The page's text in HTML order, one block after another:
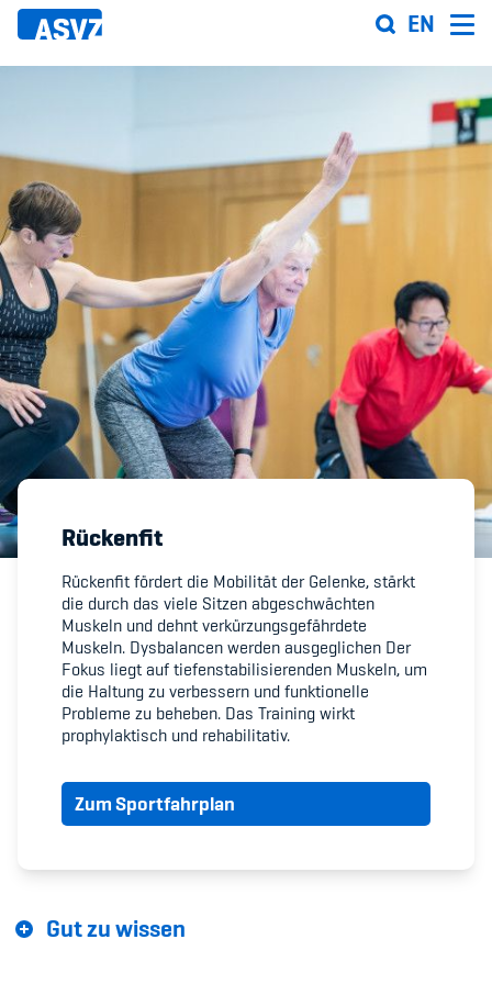
Direkt
zum
EN
Sportfahrplan
Sportarten
Sportanlagen
Events
ASVZ@home
Member's Manual / FAQ
Fairplay
Teilnahmeberechtigung
Academy
Rückenfit
Rückenfit fördert die Mobilität der Gelenke, stärkt
die durch das viele Sitzen abgeschwächten
Muskeln und dehnt verkürzungsgefährdete
Muskeln. Dysbalancen werden ausgeglichen Der
Fokus liegt auf tiefenstabilisierenden Muskeln, um
die Haltung zu verbessern und funktionelle
Probleme zu beheben. Das Training wirkt
prophylaktisch und rehabilitativ.
Zum Sportfahrplan
Gut zu wissen